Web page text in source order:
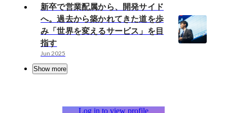
新卒で営業配属から、開発サイド
へ。過去から築かれてきた道を歩
み「世界を変えるサービス」を目
指す
Jun 2025
Show more
Log in to view profile